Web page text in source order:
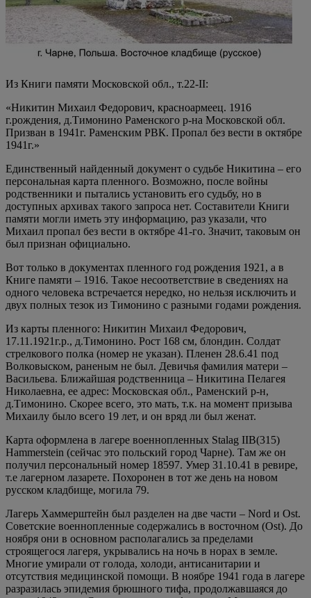
Из Книги памяти Московской обл., т.22-II:
«Никитин Михаил Федорович, красноармеец. 1916
г.рождения, д.Тимонино Раменского р-на Московской обл.
Призван в 1941г. Раменским РВК. Пропал без вести в октябре
1941г.»
Единственный найденный документ о судьбе Никитина – его
персональная карта пленного. Возможно, после войны
родственники и пытались установить его судьбу, но в
доступных архивах такого запроса нет. Составители Книги
памяти могли иметь эту информацию, раз указали, что
Михаил пропал без вести в октябре 41-го. Значит, таковым он
был признан официально.
Вот только в документах пленного год рождения 1921, а в
Книге памяти – 1916. Такое несоответствие в сведениях на
одного человека встречается нередко, но нельзя исключить и
двух полных тезок из Тимонино с разными годами рождения.
Из карты пленного: Никитин Михаил Федорович,
17.11.1921г.р., д.Тимонино. Рост 168 см, блондин. Солдат
стрелкового полка (номер не указан). Пленен 28.6.41 под
Волковыском, раненым не был. Девичья фамилия матери –
Васильева. Ближайшая родственница – Никитина Пелагея
Николаевна, ее адрес: Московская обл., Раменский р-н,
д.Тимонино. Скорее всего, это мать, т.к. на момент призыва
Михаилу было всего 19 лет, и он вряд ли был женат.
Карта оформлена в лагере военнопленных Stalag IIB(315)
Hammerstein (сейчас это польский город Чарне). Там же он
получил персональный номер 18597. Умер 31.10.41 в ревире,
т.е лагерном лазарете. Похоронен в тот же день на новом
русском кладбище, могила 79.
Лагерь Хаммерштейн был разделен на две части – Nord и Ost.
Советские военнопленные содержались в восточном (Ost). До
ноября они в основном располагались за пределами
строящегося лагеря, укрывались на ночь в норах в земле.
Многие умирали от голода, холоди, антисанитарии и
отсутствия медицинской помощи. В ноябре 1941 года в лагере
разразилась эпидемия брюшного тифа, продолжавшаяся до